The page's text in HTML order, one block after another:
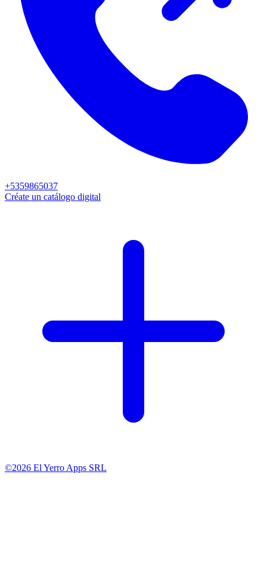
+5359865037
Créate un catálogo digital
©2026 El Yerro Apps SRL